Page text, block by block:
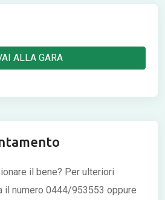
ALLA GARA
il bene? Per ulteriori
il numero 0444/953553 oppure